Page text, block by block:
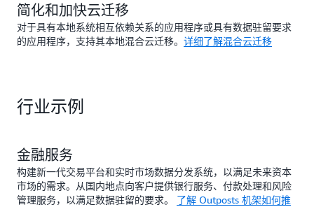
简化和加快云迁移
对于具有本地系统相互依赖关系的应用程序或具有数据驻留要求
的应用程序，支持其本地混合云迁移。 详细了解混合云迁移
行业示例
金融服务
构建新一代交易平台和实时市场数据分发系统，以满足未来资本
市场的需求。从国内地点向客户提供银行服务、付款处理和风险
管理服务，以满足数据驻留的要求。 了解 Outposts 机架如何推